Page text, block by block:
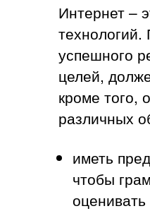
Интернет –
технологий.
успешного
целей,
кроме того,
различных
иметь
чтобы